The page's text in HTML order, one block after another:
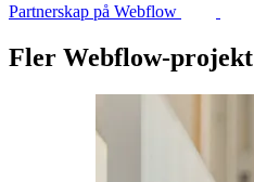
Partnerskap på Webflow
Fler Webflow-projekt